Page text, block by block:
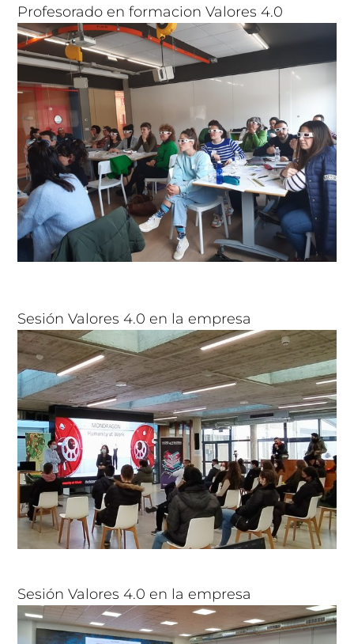
Profesorado en formacion Valores 4.0
Sesión Valores 4.0 en la empresa
Sesión Valores 4.0 en la empresa